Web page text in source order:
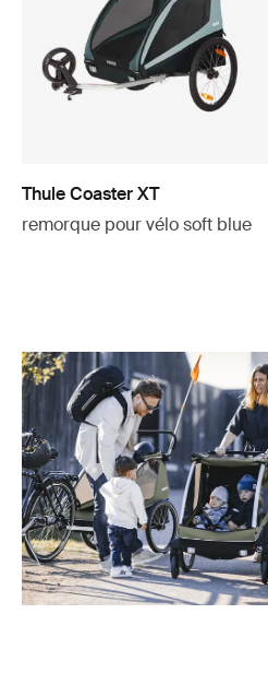
Thule Coaster XT
remorque pour vélo soft blue